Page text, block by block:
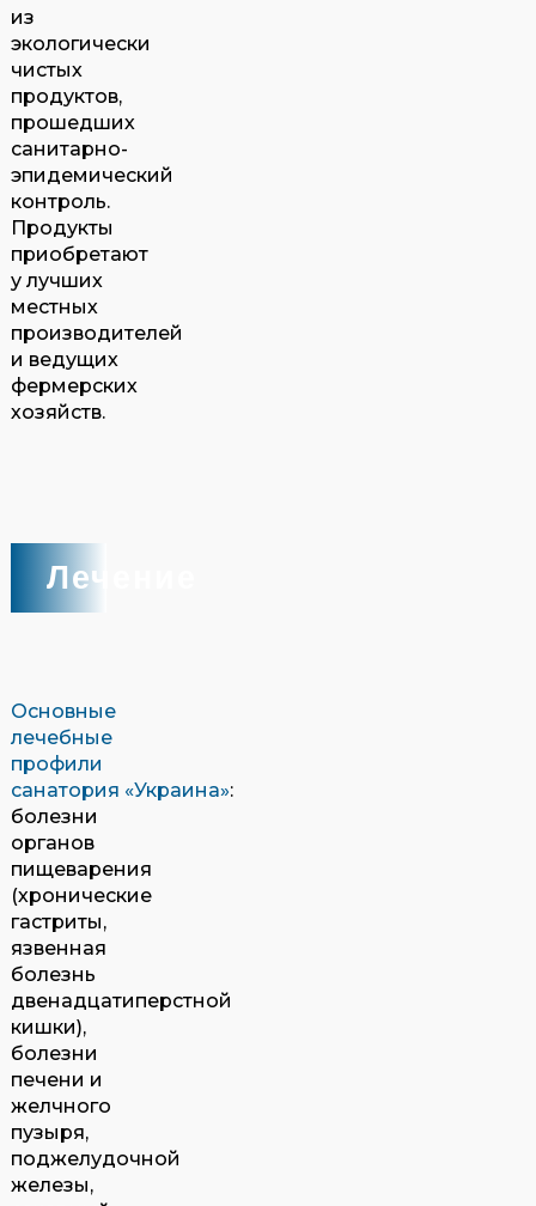
из
экологически
чистых
продуктов,
прошедших
санитарно-
эпидемический
контроль.
Продукты
приобретают
у лучших
местных
производителей
и ведущих
фермерских
хозяйств.
Лечение
Основные
лечебные
профили
санатория «Украина»:
болезни
органов
пищеварения
(хронические
гастриты,
язвенная
болезнь
двенадцатиперстной
кишки),
болезни
печени и
желчного
пузыря,
поджелудочной
железы,